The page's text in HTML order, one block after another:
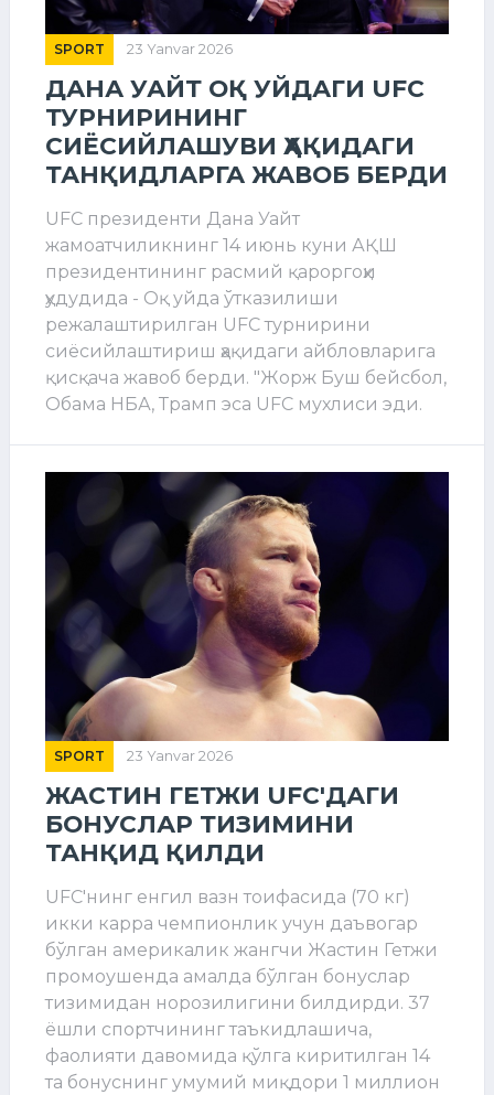
SPORT 23 Yanvar 2026
ДАНА УАЙТ ОҚ УЙДАГИ UFC
ТУРНИРИНИНГ
СИЁСИЙЛАШУВИ ҲАҚИДАГИ
ТАНҚИДЛАРГА ЖАВОБ БЕРДИ
UFC президенти Дана Уайт
жамоатчиликнинг 14 июнь куни АҚШ
президентининг расмий қароргоҳи
ҳудудида - Оқ уйда ўтказилиши
режалаштирилган UFC турнирини
сиёсийлаштириш ҳақидаги айбловларига
қисқача жавоб берди. "Жорж Буш бейсбол,
Обама НБА, Трамп эса UFC мухлиси эди.
SPORT 23 Yanvar 2026
ЖАСТИН ГЕТЖИ UFC'ДАГИ
БОНУСЛАР ТИЗИМИНИ
ТАНҚИД ҚИЛДИ
UFC'нинг енгил вазн тоифасида (70 кг)
икки карра чемпионлик учун даъвогар
бўлган америкалик жангчи Жастин Гетжи
промоушенда амалда бўлган бонуслар
тизимидан норозилигини билдирди. 37
ёшли спортчининг таъкидлашича,
фаолияти давомида қўлга киритилган 14
та бонуснинг умумий миқдори 1 миллион